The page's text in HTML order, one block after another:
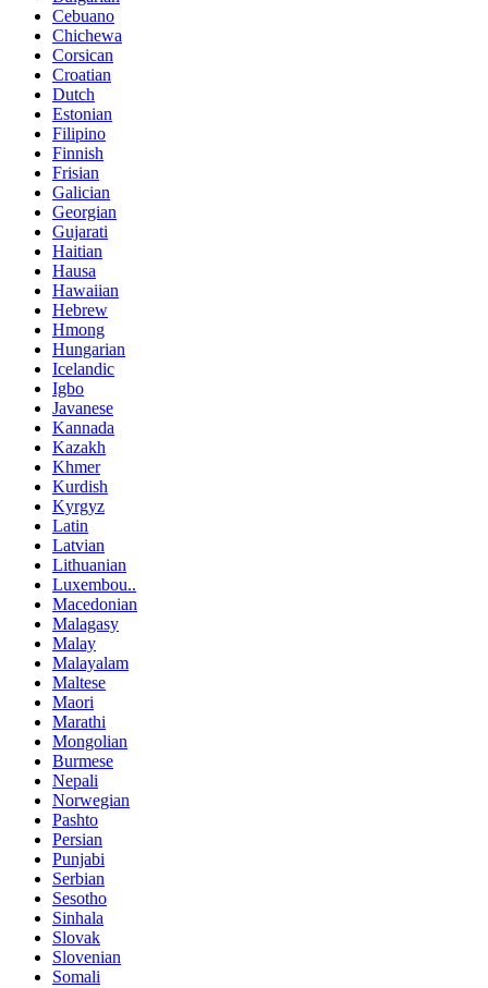
Cebuano
Chichewa
Corsican
Croatian
Dutch
Estonian
Filipino
Finnish
Frisian
Galician
Georgian
Gujarati
Haitian
Hausa
Hawaiian
Hebrew
Hmong
Hungarian
Icelandic
Igbo
Javanese
Kannada
Kazakh
Khmer
Kurdish
Kyrgyz
Latin
Latvian
Lithuanian
Luxembou..
Macedonian
Malagasy
Malay
Malayalam
Maltese
Maori
Marathi
Mongolian
Burmese
Nepali
Norwegian
Pashto
Persian
Punjabi
Serbian
Sesotho
Sinhala
Slovak
Slovenian
Somali